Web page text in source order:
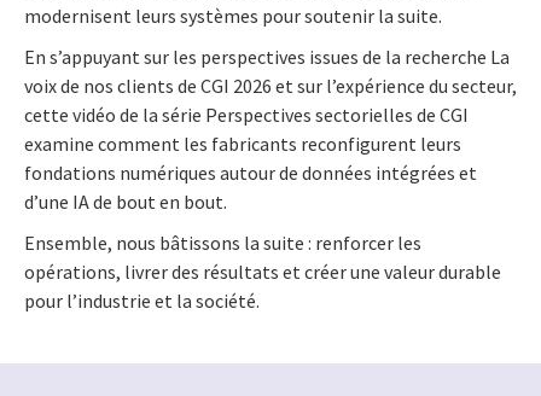
modernisent leurs systèmes pour soutenir la suite.
En s’appuyant sur les perspectives issues de la recherche La
voix de nos clients de CGI 2026 et sur l’expérience du secteur,
cette vidéo de la série Perspectives sectorielles de CGI
examine comment les fabricants reconfigurent leurs
fondations numériques autour de données intégrées et
d’une IA de bout en bout.
Ensemble, nous bâtissons la suite : renforcer les
opérations, livrer des résultats et créer une valeur durable
pour l’industrie et la société.